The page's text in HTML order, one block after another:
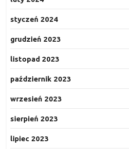
styczeń 2024
grudzień 2023
listopad 2023
październik 2023
wrzesień 2023
sierpień 2023
lipiec 2023